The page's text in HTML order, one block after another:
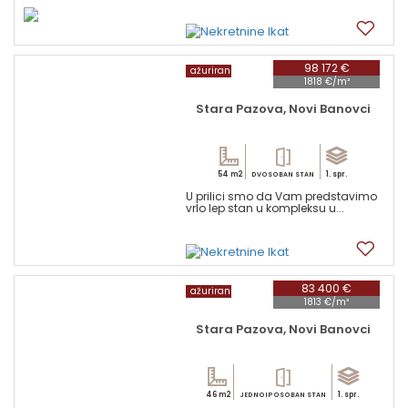
98 172 €
1818 €/m²
ažuriran
Stara Pazova, Novi Banovci
54 m2 DVOSOBAN STAN 1. spr.
U prilici smo da Vam predstavimo
vrlo lep stan u kompleksu u...
83 400 €
1813 €/m²
ažuriran
Stara Pazova, Novi Banovci
46 m2 JEDNOIPOSOBAN STAN 1. spr.